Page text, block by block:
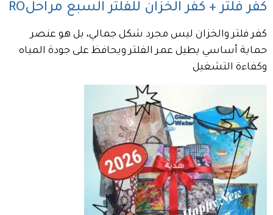
كفر فلتر + كفر الخزان للفلتر السبع مراحلRO
كفر فلتر والخزان ليس مجرد شكل جمالي، بل هو عنصر
حماية أساسي يطيل عمر الفلتر ويحافظ على جودة المياه
وكفاءة التشغيل